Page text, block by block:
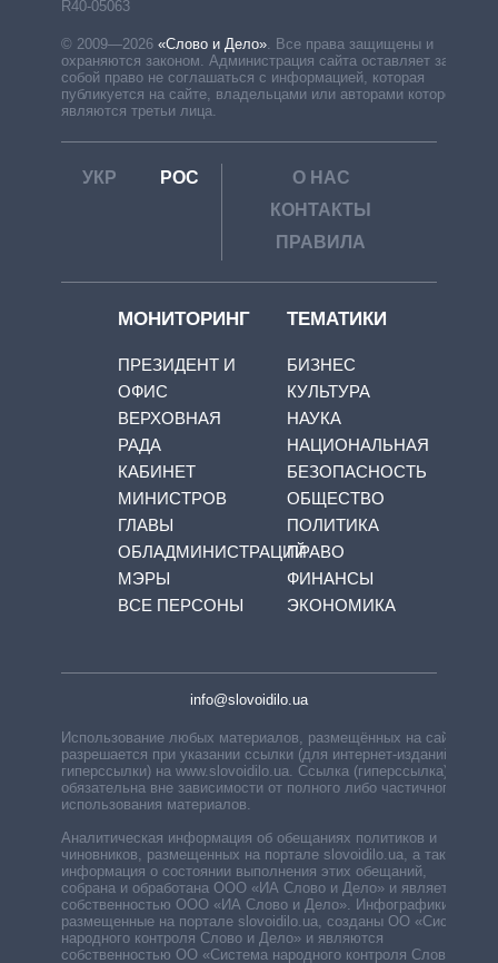
R40-05063
© 2009—2026 «Слово и Дело». Все права защищены и
охраняются законом. Администрация сайта оставляет за
собой право не соглашаться с информацией, которая
публикуется на сайте, владельцами или авторами которой
являются третьи лица.
УКР РОС
О НАС
КОНТАКТЫ
ПРАВИЛА
МОНИТОРИНГ
ПРЕЗИДЕНТ И
ОФИС
ВЕРХОВНАЯ
РАДА
КАБИНЕТ
МИНИСТРОВ
ГЛАВЫ
ОБЛАДМИНИСТРАЦИЙ
МЭРЫ
ВСЕ ПЕРСОНЫ
ТЕМАТИКИ
БИЗНЕС
КУЛЬТУРА
НАУКА
НАЦИОНАЛЬНАЯ
БЕЗОПАСНОСТЬ
ОБЩЕСТВО
ПОЛИТИКА
ПРАВО
ФИНАНСЫ
ЭКОНОМИКА
info@slovoidilo.ua
Использование любых материалов, размещённых на сайте,
разрешается при указании ссылки (для интернет-изданий —
гиперссылки) на www.slovoidilo.ua. Ссылка (гиперссылка)
обязательна вне зависимости от полного либо частичного
использования материалов.
Аналитическая информация об обещаниях политиков и
чиновников, размещенных на портале slovoidilo.ua, а также
информация о состоянии выполнения этих обещаний,
собрана и обработана ООО «ИА Слово и Дело» и является
собственностью ООО «ИА Слово и Дело». Инфографики,
размещенные на портале slovoidilo.ua, созданы ОО «Система
народного контроля Слово и Дело» и являются
собственностью ОО «Система народного контроля Слово и